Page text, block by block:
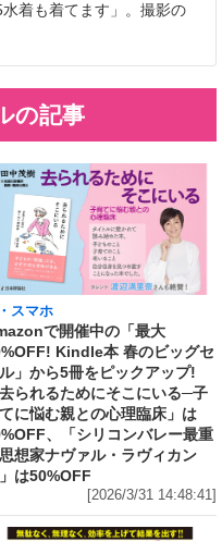
着も着てます」。撮影の
の記事
スマホ
で開催中の「最大
Kindle本 春のビッグセ
」から5冊をピックアップ!
去られるためにそこにいる─子
に悩む親との心理臨床」は
、「シリコンバレー最重
想家ナヴァル・ラヴィカン
」は50%OFF
[2026/3/31 14:48:41]